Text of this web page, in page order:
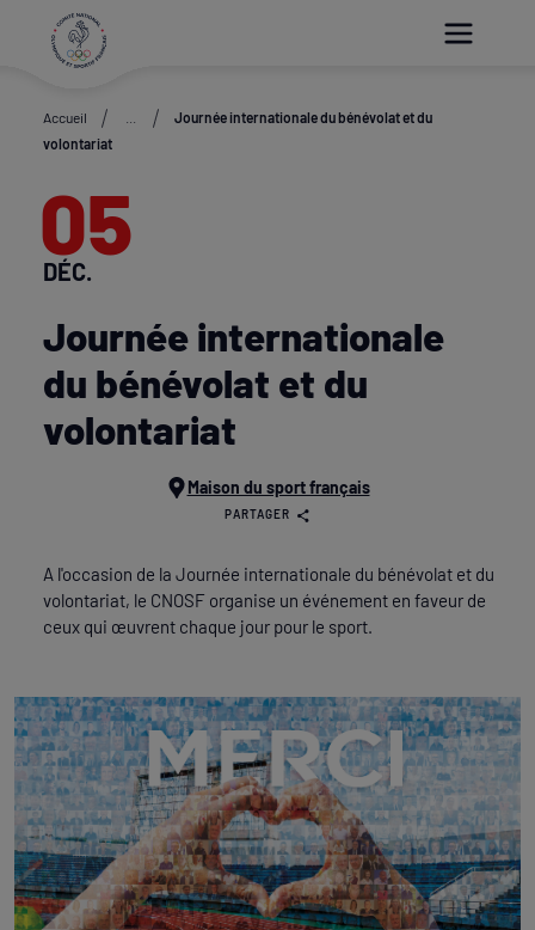
Accueil
Journée internationale du bénévolat et du
volontariat
Journée internationale
du bénévolat et du
volontariat
Maison du sport français
PARTAGER
05
DÉC.
A l'occasion de la Journée internationale du bénévolat et du
volontariat, le CNOSF organise un événement en faveur de
ceux qui œuvrent chaque jour pour le sport.
Paramétrer les cookies